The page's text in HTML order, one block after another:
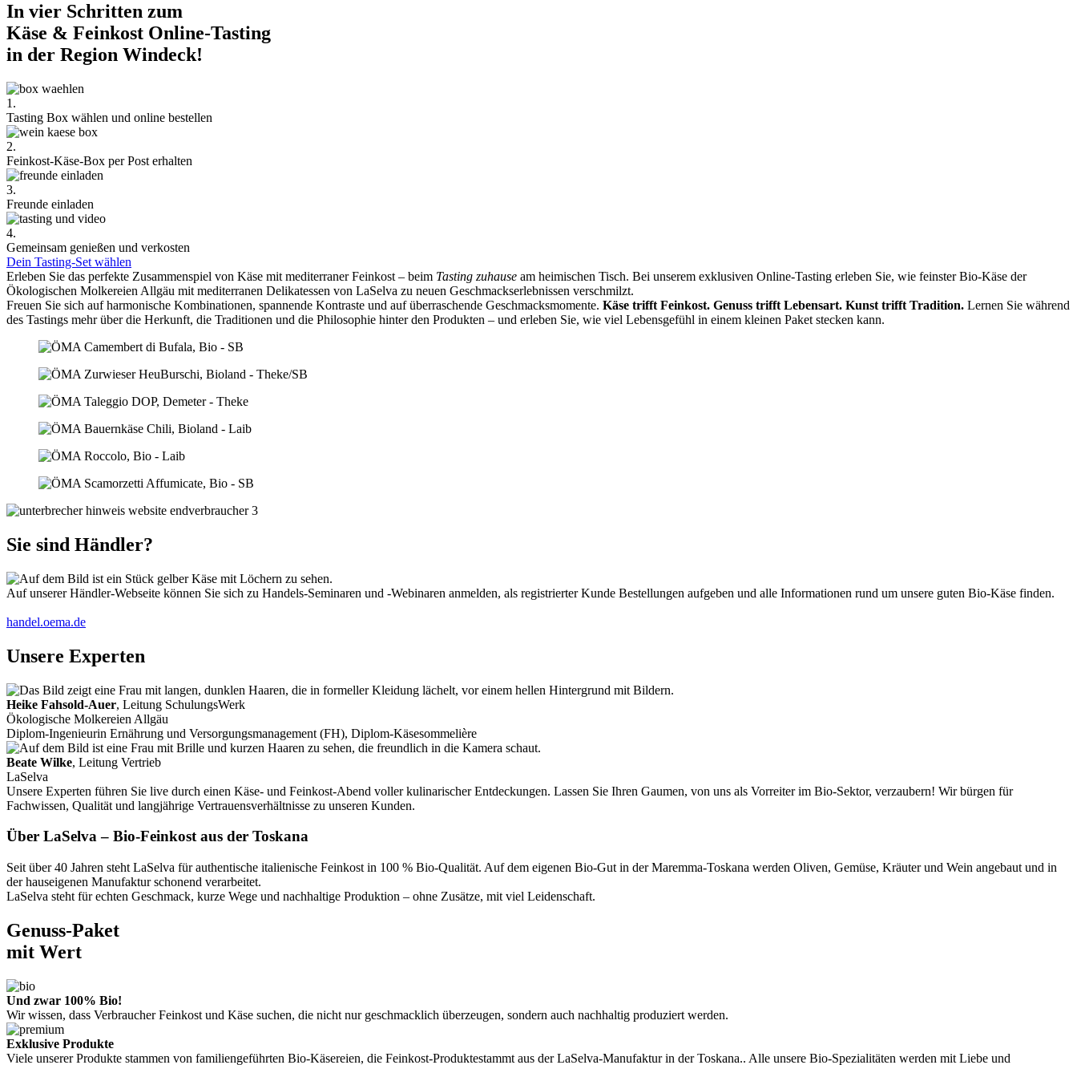
In vier Schritten zum
Käse & Feinkost Online-Tasting
in der Region Windeck!
1.
Tasting Box wählen und online bestellen
2.
Feinkost-Käse-Box per Post erhalten
3.
Freunde einladen
4.
Gemeinsam genießen und verkosten
Dein Tasting-Set wählen
Erleben Sie das perfekte Zusammenspiel von Käse mit mediterraner Feinkost – beim Tasting zuhause am heimischen Tisch. Bei unserem exklusiven Online-Tasting erleben Sie, wie feinster Bio-Käse der
Ökologischen Molkereien Allgäu mit mediterranen Delikatessen von LaSelva zu neuen Geschmackserlebnissen verschmilzt.
Freuen Sie sich auf harmonische Kombinationen, spannende Kontraste und auf überraschende Geschmacksmomente. Käse trifft Feinkost. Genuss trifft Lebensart. Kunst trifft Tradition. Lernen Sie während
des Tastings mehr über die Herkunft, die Traditionen und die Philosophie hinter den Produkten – und erleben Sie, wie viel Lebensgefühl in einem kleinen Paket stecken kann.
Sie sind Händler?
Auf unserer Händler-Webseite können Sie sich zu Handels-Seminaren und -Webinaren anmelden, als registrierter Kunde Bestellungen aufgeben und alle Informationen rund um unsere guten Bio-Käse finden.
handel.oema.de
Unsere Experten
Heike Fahsold-Auer, Leitung SchulungsWerk
Ökologische Molkereien Allgäu
Diplom-Ingenieurin Ernährung und Versorgungsmanagement (FH), Diplom-Käsesommelière
Beate Wilke, Leitung Vertrieb
LaSelva
Unsere Experten führen Sie live durch einen Käse- und Feinkost-Abend voller kulinarischer Entdeckungen. Lassen Sie Ihren Gaumen, von uns als Vorreiter im Bio-Sektor, verzaubern! Wir bürgen für
Fachwissen, Qualität und langjährige Vertrauensverhältnisse zu unseren Kunden.
Über LaSelva – Bio-Feinkost aus der Toskana
Seit über 40 Jahren steht LaSelva für authentische italienische Feinkost in 100 % Bio-Qualität. Auf dem eigenen Bio-Gut in der Maremma-Toskana werden Oliven, Gemüse, Kräuter und Wein angebaut und in
der hauseigenen Manufaktur schonend verarbeitet.
LaSelva steht für echten Geschmack, kurze Wege und nachhaltige Produktion – ohne Zusätze, mit viel Leidenschaft.
Genuss-Paket
mit Wert
Und zwar 100% Bio!
Wir wissen, dass Verbraucher Feinkost und Käse suchen, die nicht nur geschmacklich überzeugen, sondern auch nachhaltig produziert werden.
Exklusive Produkte
Viele unserer Produkte stammen von familiengeführten Bio-Käsereien, die Feinkost-Produktestammt aus der LaSelva-Manufaktur in der Toskana.. Alle unsere Bio-Spezialitäten werden mit Liebe und